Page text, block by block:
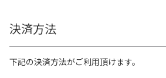
決済方法
下記の決済方法がご利用頂けます。